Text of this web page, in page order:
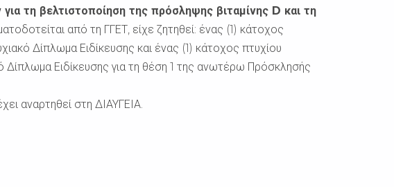
τη βελτιστοποίηση της πρόσληψης βιταμίνης D και τη
από τη ΓΓΕΤ, είχε ζητηθεί: ένας (1) κάτοχος
Δίπλωμα Ειδίκευσης και ένας (1) κάτοχος πτυχίου
Δίπλωμα Ειδίκευσης για τη θέση 1 της ανωτέρω Πρόσκλησής
αναρτηθεί στη ΔΙΑΥΓΕΙΑ.